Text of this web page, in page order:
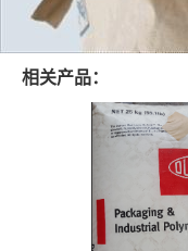
相关产品：